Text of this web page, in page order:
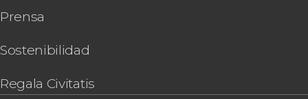
Prensa
Sostenibilidad
Regala Civitatis